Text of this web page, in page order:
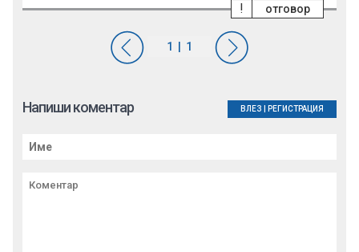
отговор
!
Напиши коментар ВЛЕЗ РЕГИСТРАЦИЯ